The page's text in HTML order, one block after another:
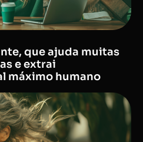
que ajuda muitas
e extrai
máximo humano